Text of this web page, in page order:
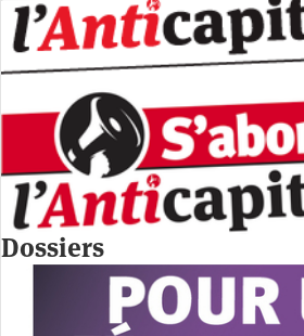
Dossiers